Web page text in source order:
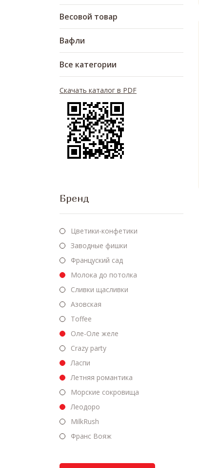
Весовой товар
Вафли
Все категории
Скачать каталог в PDF
Бренд
Цветики-конфетики
Заводные фишки
Француский сад
Молока до потолка
Сливки щасливки
Азовская
Toffee
Оле-Оле желе
Crazy party
Ласпи
Летняя романтика
Морские сокровища
Леодоро
MilkRush
Франс Вояж